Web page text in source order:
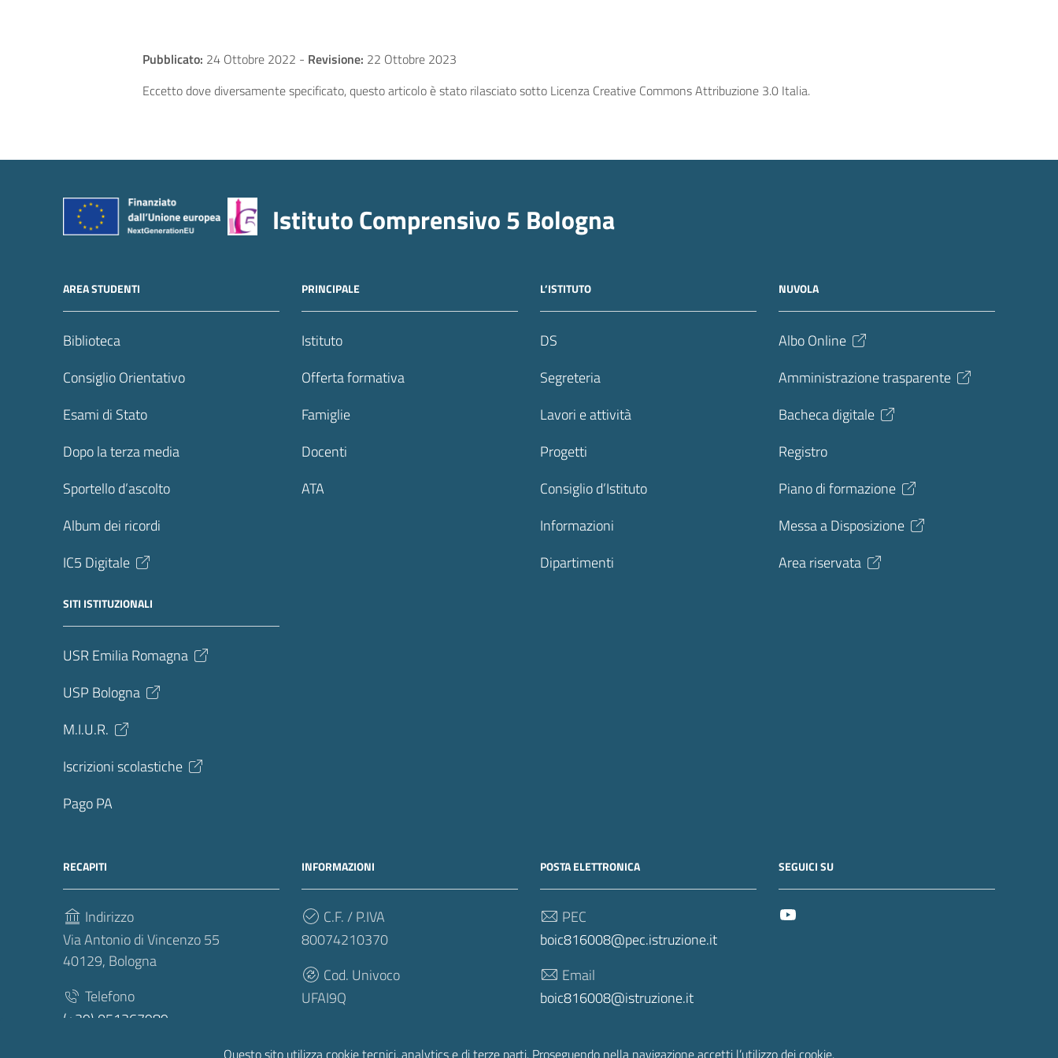
Questo sito utilizza cookie tecnici, analytics e di terze parti. Proseguendo nella navigazione accetti l’utilizzo dei cookie.
Pubblicato: 24 Ottobre 2022 - Revisione: 22 Ottobre 2023
Eccetto dove diversamente specificato, questo articolo è stato rilasciato sotto Licenza Creative Commons Attribuzione 3.0 Italia.
Istituto Comprensivo 5 Bologna
AREA STUDENTI
Biblioteca
Consiglio Orientativo
Esami di Stato
Dopo la terza media
Sportello d’ascolto
Album dei ricordi
IC5 Digitale
PRINCIPALE
Istituto
Offerta formativa
Famiglie
Docenti
ATA
L’ISTITUTO
DS
Segreteria
Lavori e attività
Progetti
Consiglio d’Istituto
Informazioni
Dipartimenti
NUVOLA
Albo Online
Amministrazione trasparente
Bacheca digitale
Registro
Piano di formazione
Messa a Disposizione
Area riservata
SITI ISTITUZIONALI
USR Emilia Romagna
USP Bologna
M.I.U.R.
Iscrizioni scolastiche
Pago PA
RECAPITI
Indirizzo
Via Antonio di Vincenzo 55
40129, Bologna
Telefono
(+39) 051367989
INFORMAZIONI
C.F. / P.IVA
80074210370
Cod. Univoco
UFAI9Q
POSTA ELETTRONICA
PEC
boic816008@pec.istruzione.it
Email
boic816008@istruzione.it
SEGUICI SU